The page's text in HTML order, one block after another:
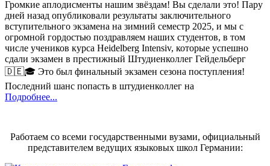
Громкие аплодисменты нашим звёздам! Вы сделали это! Пару
дней назад опубликовали результаты заключительного
вступительного экзамена на зимний семестр 2025, и мы с
огромной гордостью поздравляем наших студентов, в том
числе учеников курса Heidelberg Intensiv, которые успешно
сдали экзамен в престижный Штудиенколлег Гейдельберг
🇩🇪🎓 Это был финальный экзамен сезона поступления!
Последний шанс попасть в штудиенколлег на
Подробнее...
Работаем со всеми государственными вузами, официальный
представителем ведущих языковых школ Германии: